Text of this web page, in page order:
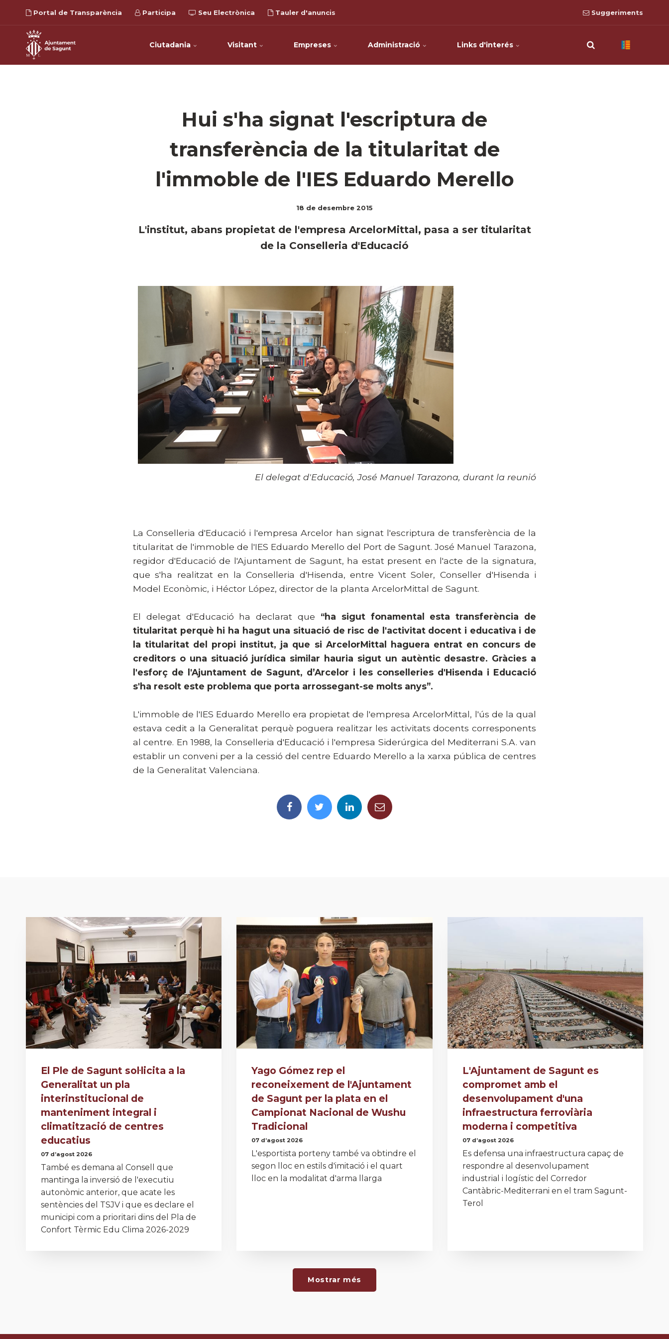
Portal de Transparència Participa Seu Electrònica Tauler d'anuncis Suggeriments
Ciutadania Visitant Empreses Administració Links d'interés
Hui s'ha signat l'escriptura de
transferència de la titularitat de
l'immoble de l'IES Eduardo Merello
18 de desembre 2015
L'institut, abans propietat de l'empresa ArcelorMittal, pasa a ser titularitat
de la Conselleria d'Educació
El delegat d'Educació, José Manuel Tarazona, durant la reunió
La Conselleria d'Educació i l'empresa Arcelor han signat l'escriptura de transferència de la
titularitat de l'immoble de l'IES Eduardo Merello del Port de Sagunt. José Manuel Tarazona,
regidor d'Educació de l'Ajuntament de Sagunt, ha estat present en l'acte de la signatura,
que s'ha realitzat en la Conselleria d'Hisenda, entre Vicent Soler, Conseller d'Hisenda i
Model Econòmic, i Héctor López, director de la planta ArcelorMittal de Sagunt.
El delegat d'Educació ha declarat que “ha sigut fonamental esta transferència de
titularitat perquè hi ha hagut una situació de risc de l'activitat docent i educativa i de
la titularitat del propi institut, ja que si ArcelorMittal haguera entrat en concurs de
creditors o una situació jurídica similar hauria sigut un autèntic desastre. Gràcies a
l'esforç de l'Ajuntament de Sagunt, d’Arcelor i les conselleries d'Hisenda i Educació
s'ha resolt este problema que porta arrossegant-se molts anys”.
L'immoble de l'IES Eduardo Merello era propietat de l'empresa ArcelorMittal, l'ús de la qual
estava cedit a la Generalitat perquè poguera realitzar les activitats docents corresponents
al centre. En 1988, la Conselleria d'Educació i l'empresa Siderúrgica del Mediterrani S.A. van
establir un conveni per a la cessió del centre Eduardo Merello a la xarxa pública de centres
de la Generalitat Valenciana.
El Ple de Sagunt sol·licita a la
Generalitat un pla
interinstitucional de
manteniment integral i
climatització de centres
educatius
07 d’agost 2026
També es demana al Consell que
mantinga la inversió de l'executiu
autonòmic anterior, que acate les
sentències del TSJV i que es declare el
municipi com a prioritari dins del Pla de
Confort Tèrmic Edu Clima 2026-2029
Yago Gómez rep el
reconeixement de l'Ajuntament
de Sagunt per la plata en el
Campionat Nacional de Wushu
Tradicional
07 d’agost 2026
L'esportista porteny també va obtindre el
segon lloc en estils d'imitació i el quart
lloc en la modalitat d'arma llarga
L'Ajuntament de Sagunt es
compromet amb el
desenvolupament d'una
infraestructura ferroviària
moderna i competitiva
07 d’agost 2026
Es defensa una infraestructura capaç de
respondre al desenvolupament
industrial i logístic del Corredor
Cantàbric-Mediterrani en el tram Sagunt-
Terol
Mostrar més